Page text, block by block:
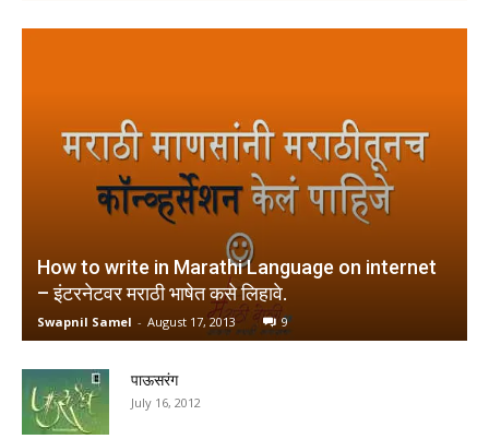
How to write in Marathi Language on internet
– इंटरनेटवर मराठी भाषेत कसे लिहावे.
Swapnil Samel - August 17, 2013 9
पाऊसरंग
July 16, 2012